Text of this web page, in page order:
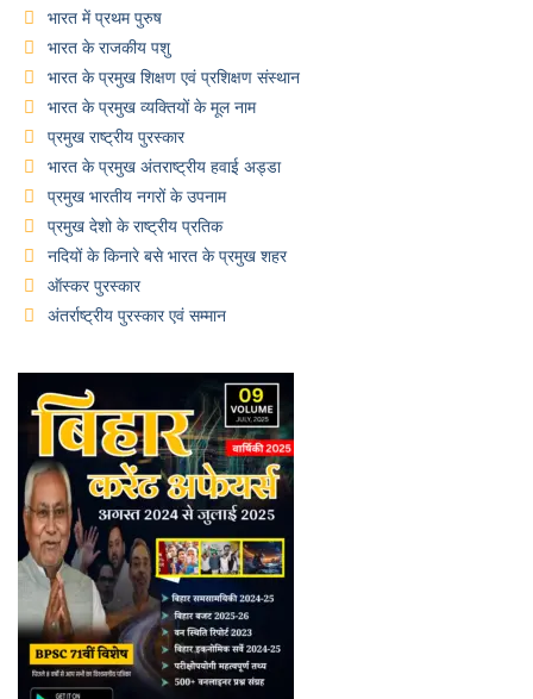
भारत में प्रथम पुरुष
भारत के राजकीय पशु
भारत के प्रमुख शिक्षण एवं प्रशिक्षण संस्थान
भारत के प्रमुख व्यक्तियों के मूल नाम
प्रमुख राष्ट्रीय पुरस्कार
भारत के प्रमुख अंतराष्ट्रीय हवाई अड्डा
प्रमुख भारतीय नगरों के उपनाम
प्रमुख देशो के राष्ट्रीय प्रतिक
नदियों के किनारे बसे भारत के प्रमुख शहर
ऑस्कर पुरस्कार
अंतर्राष्ट्रीय पुरस्कार एवं सम्मान